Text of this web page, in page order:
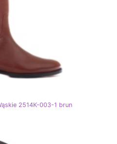
2514K-003-1 brun